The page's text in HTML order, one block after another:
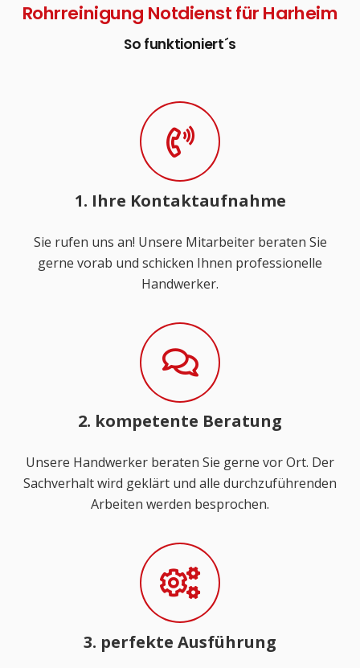
Rohrreinigung Notdienst für Harheim
So funktioniert´s
1. Ihre Kontaktaufnahme
Sie rufen uns an! Unsere Mitarbeiter beraten Sie
gerne vorab und schicken Ihnen professionelle
Handwerker.
2. kompetente Beratung
Unsere Handwerker beraten Sie gerne vor Ort. Der
Sachverhalt wird geklärt und alle durchzuführenden
Arbeiten werden besprochen.
3. perfekte Ausführung